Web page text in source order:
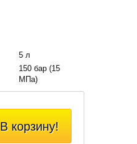
5 л
150 бар (15
МПа)
В корзину!